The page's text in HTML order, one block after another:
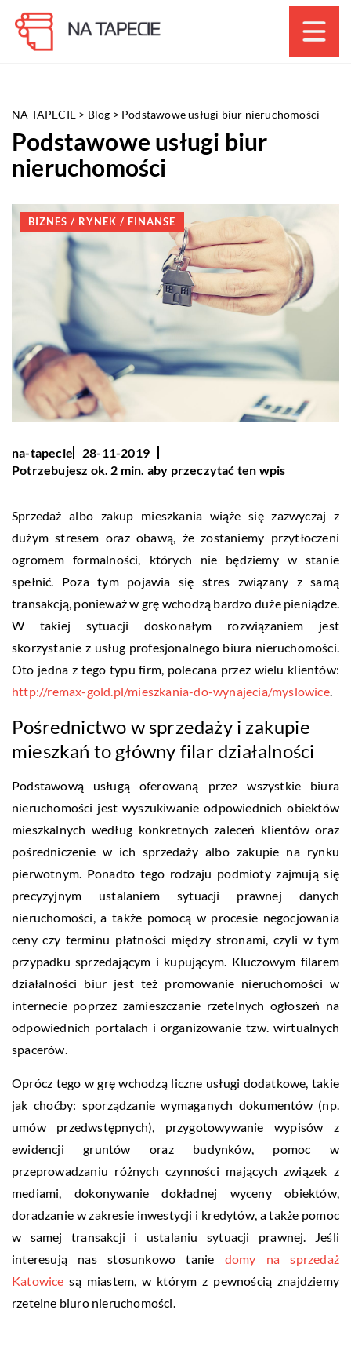
NA TAPECIE > Blog > Podstawowe usługi biur nieruchomości
Podstawowe usługi biur
nieruchomości
BIZNES / RYNEK / FINANSE
na-tapecie
28-11-2019
Potrzebujesz ok. 2 min. aby przeczytać ten wpis
Sprzedaż albo zakup mieszkania wiąże się zazwyczaj z
dużym stresem oraz obawą, że zostaniemy przytłoczeni
ogromem formalności, których nie będziemy w stanie
spełnić. Poza tym pojawia się stres związany z samą
transakcją, ponieważ w grę wchodzą bardzo duże pieniądze.
W takiej sytuacji doskonałym rozwiązaniem jest
skorzystanie z usług profesjonalnego biura nieruchomości.
Oto jedna z tego typu firm, polecana przez wielu klientów:
http://remax-gold.pl/mieszkania-do-wynajecia/myslowice.
Pośrednictwo w sprzedaży i zakupie
mieszkań to główny filar działalności
Podstawową usługą oferowaną przez wszystkie biura
nieruchomości jest wyszukiwanie odpowiednich obiektów
mieszkalnych według konkretnych zaleceń klientów oraz
pośredniczenie w ich sprzedaży albo zakupie na rynku
pierwotnym. Ponadto tego rodzaju podmioty zajmują się
precyzyjnym ustalaniem sytuacji prawnej danych
nieruchomości, a także pomocą w procesie negocjowania
ceny czy terminu płatności między stronami, czyli w tym
przypadku sprzedającym i kupującym. Kluczowym filarem
działalności biur jest też promowanie nieruchomości w
internecie poprzez zamieszczanie rzetelnych ogłoszeń na
odpowiednich portalach i organizowanie tzw. wirtualnych
spacerów.
Oprócz tego w grę wchodzą liczne usługi dodatkowe, takie
jak choćby: sporządzanie wymaganych dokumentów (np.
umów przedwstępnych), przygotowywanie wypisów z
ewidencji gruntów oraz budynków, pomoc w
przeprowadzaniu różnych czynności mających związek z
mediami, dokonywanie dokładnej wyceny obiektów,
doradzanie w zakresie inwestycji i kredytów, a także pomoc
w samej transakcji i ustalaniu sytuacji prawnej. Jeśli
interesują nas stosunkowo tanie domy na sprzedaż
Katowice są miastem, w którym z pewnością znajdziemy
rzetelne biuro nieruchomości.